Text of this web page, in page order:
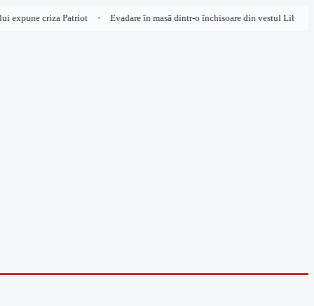
expune criza Patriot Evadare în masă dintr-o închisoare din vestul Libiei,